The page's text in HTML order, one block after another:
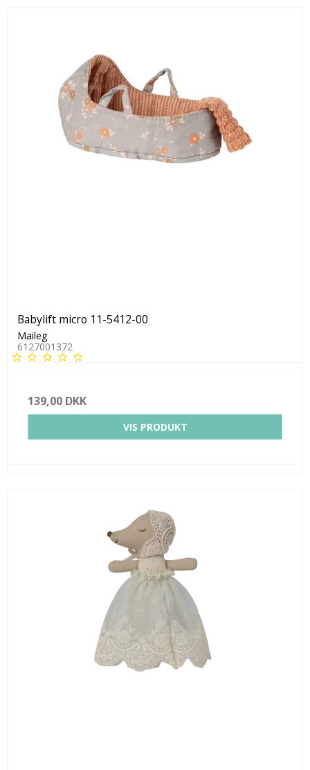
Babylift micro 11-5412-00
Maileg
6127001372
139,00 DKK
VIS PRODUKT